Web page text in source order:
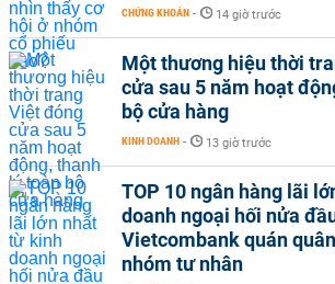
CHỨNG KHOÁN - 14 giờ trước
Một thương hiệu thời
cửa sau 5 năm hoạt
bộ cửa hàng
KINH DOANH - 13 giờ trước
TOP 10 ngân hàng lãi
doanh ngoại hối nửa
Vietcombank quán
nhóm tư nhân